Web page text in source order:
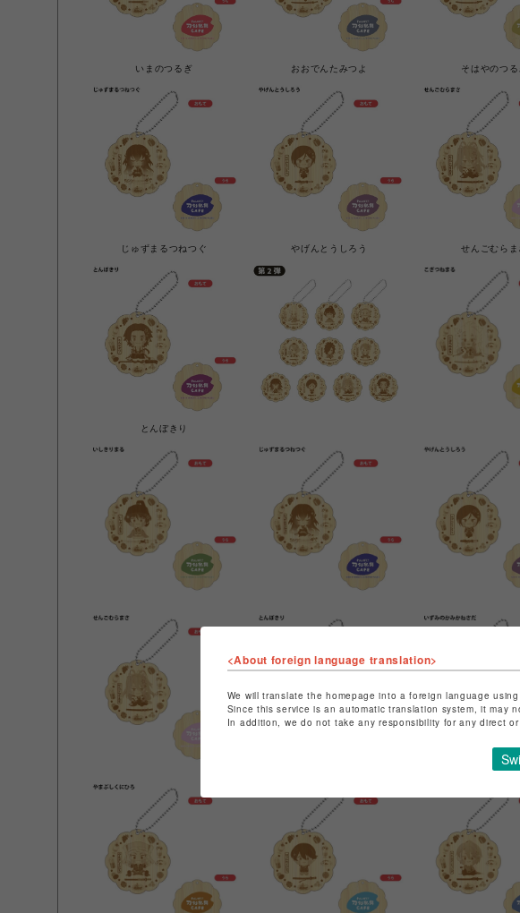
いまのつるぎ おおでんたみつよ そはやのつる
じゅずまるつねつぐ やげんとうしろう せんごむらま
とんぼきり
<About foreign language translation>
We will translate the homepage into a foreign language
Since this service is an automatic translation system, it may
In addition, we do not take any responsibility for any direct